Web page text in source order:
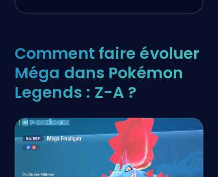
Comment faire évoluer
Méga dans Pokémon
Legends : Z-A ?